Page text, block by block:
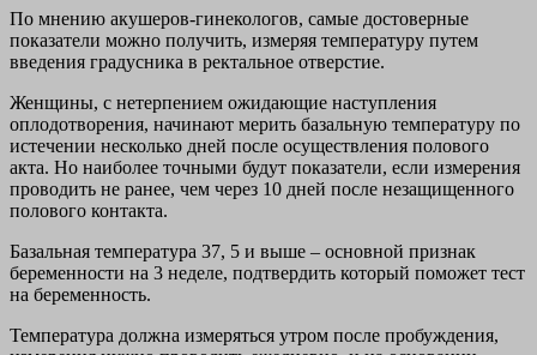
По мнению акушеров-гинекологов, самые достоверные
показатели можно получить, измеряя температуру путем
введения градусника в ректальное отверстие.
Женщины, с нетерпением ожидающие наступления
оплодотворения, начинают мерить базальную температуру по
истечении несколько дней после осуществления полового
акта. Но наиболее точными будут показатели, если измерения
проводить не ранее, чем через 10 дней после незащищенного
полового контакта.
Базальная температура 37, 5 и выше – основной признак
беременности на 3 неделе, подтвердить который поможет тест
на беременность.
Температура должна измеряться утром после пробуждения,